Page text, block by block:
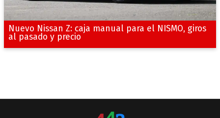
Nuevo Nissan Z: caja manual para el NISMO, giros
al pasado y precio